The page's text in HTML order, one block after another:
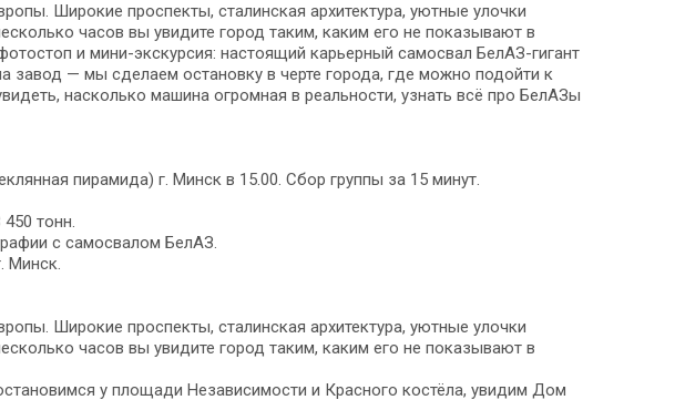
Широкие проспекты, сталинская архитектура, уютные улочки
часов вы увидите город таким, каким его не показывают в
и мини-экскурсия: настоящий карьерный самосвал БелАЗ-гигант
завод — мы сделаем остановку в черте города, где можно подойти к
насколько машина огромная в реальности, узнать всё про БелАЗы
пирамида) г. Минск в 15.00. Сбор группы за 15 минут.
тонн.
с самосвалом БелАЗ.
Минск.
Широкие проспекты, сталинская архитектура, уютные улочки
часов вы увидите город таким, каким его не показывают в
у площади Независимости и Красного костёла, увидим Дом